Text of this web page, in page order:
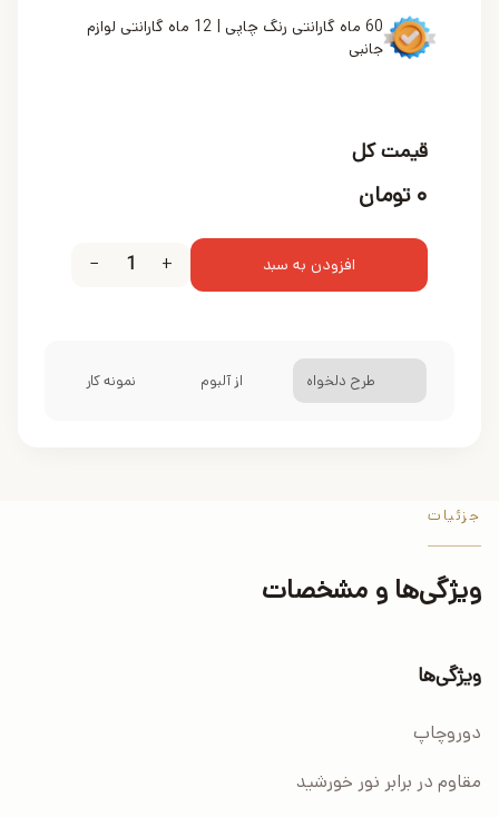
60 ماه گارانتی رنگ چاپی | 12 ماه گارانتی لوازم
جانبی
قیمت کل
۰ تومان
افزودن به سبد +
1
−
طرح دلخواه از آلبوم نمونه کار
جزئیات
ویژگی‌ها و مشخصات
ویژگی‌ها
دوروچاپ
مقاوم در برابر نور خورشید